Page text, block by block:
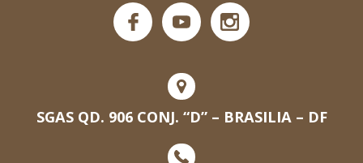
SGAS QD. 906 CONJ. “D” – BRASILIA – DF